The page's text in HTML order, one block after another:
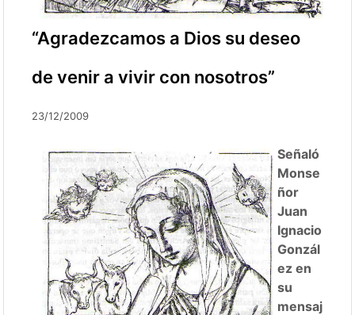
“Agradezcamos a Dios su deseo
de venir a vivir con nosotros”
23/12/2009
Señaló
Monse
ñor
Juan
Ignacio
Gonzál
ez en
su
mensaj